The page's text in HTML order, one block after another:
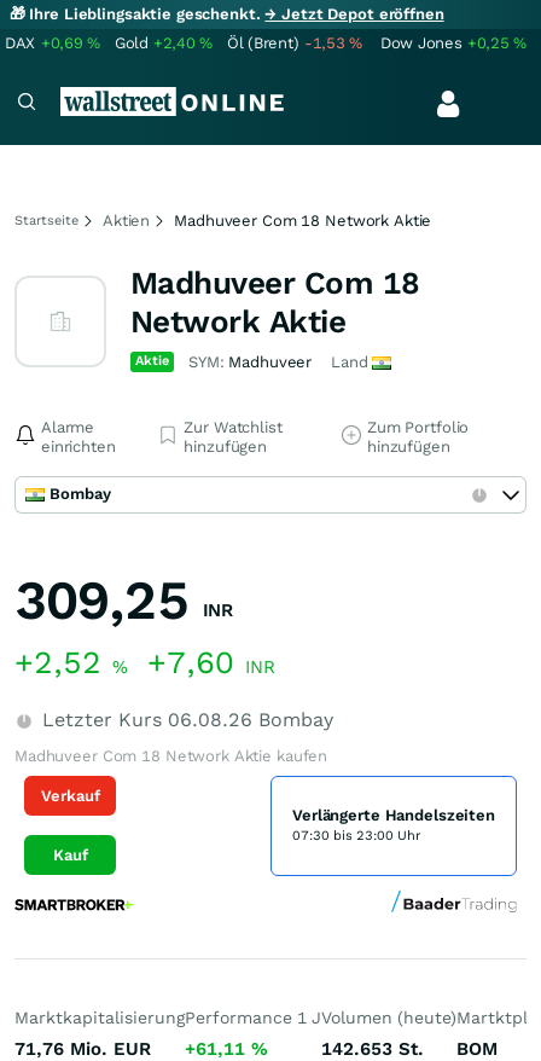
🎁 Ihre Lieblingsaktie geschenkt.→ Jetzt Depot eröffnen
DAX +0,69% Gold +2,40% Öl (Brent) -1,53% Dow Jones +0,25%
Startseite Aktien Madhuveer Com 18 Network Aktie
Madhuveer Com 18
Network Aktie
Aktie SYM: Madhuveer Land
Alarme
einrichten
Zur Watchlist
hinzufügen
Zum Portfolio
hinzufügen
Bombay
309,25 INR
+2,52 % +7,60 INR
Letzter Kurs 06.08.26 Bombay
Madhuveer Com 18 Network Aktie kaufen
Verkauf
Kauf
Verlängerte Handelszeiten
07:30 bis 23:00 Uhr
Marktkapitalisierung
71,76 Mio. EUR
Performance 1 J
+61,11 %
Volumen (heute)
142.653 St. BOM